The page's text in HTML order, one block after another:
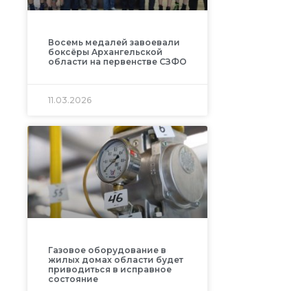
Восемь медалей завоевали
боксёры Архангельской
области на первенстве СЗФО
11.03.2026
Газовое оборудование в
жилых домах области будет
приводиться в исправное
состояние